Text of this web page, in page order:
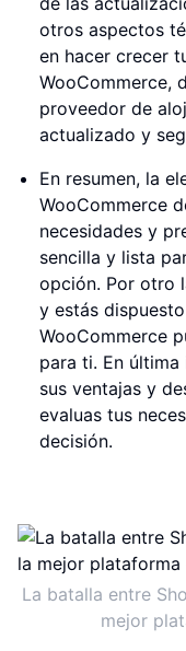
otros aspectos
en hacer crecer
WooCommerce,
proveedor de
actualizado y
En resumen, la
WooCommerce
necesidades y
sencilla y lista
opción. Por otro
y estás
WooCommerce
para ti. En
sus ventajas y
evaluas tus
decisión.
La batalla entre
mejor